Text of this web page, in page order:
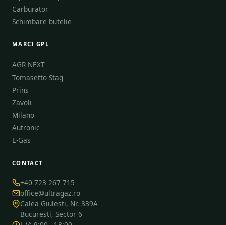
Carburator
Schimbare butelie
MARCI GPL
AGR NEXT
Tomasetto Stag
Prins
Zavoli
Milano
Autronic
E-Gas
CONTACT
+40 723 267 715
office@ultragaz.ro
Calea Giulesti, Nr. 339A
Bucuresti, Sector 6